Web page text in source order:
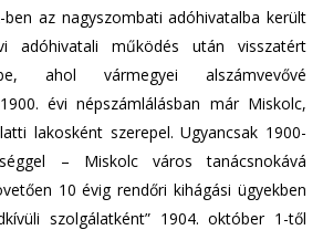
az nagyszombati adóhivatalba került
adóhivatali működés után visszatért
ahol vármegyei alszámvevővé
évi népszámlálásban már Miskolc,
lakosként szerepel. Ugyancsak 1900-
– Miskolc város tanácsnokává
10 évig rendőri kihágási ügyekben
szolgálatként” 1904. október 1-től